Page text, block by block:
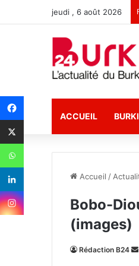
jeudi , 6 août 2026
ACCUEIL
Accueil /
Bobo-
(images)
Rédaction B24